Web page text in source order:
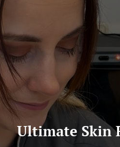
Ultimate Skin